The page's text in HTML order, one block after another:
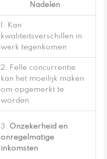
Nadelen
1. Kan
kwaliteitsverschillen in
werk tegenkomen
2. Felle concurrentie
kan het moeilijk maken
om opgemerkt te
worden
3. Onzekerheid en
onregelmatige
inkomsten